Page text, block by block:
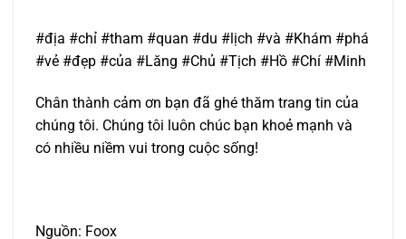
#địa #chỉ #tham #quan #du #lịch #và #Khám #phá
#vẻ #đẹp #của #Lăng #Chủ #Tịch #Hồ #Chí #Minh
Chân thành cảm ơn bạn đã ghé thăm trang tin của
chúng tôi. Chúng tôi luôn chúc bạn khoẻ mạnh và
có nhiều niềm vui trong cuộc sống!
Nguồn: Foox